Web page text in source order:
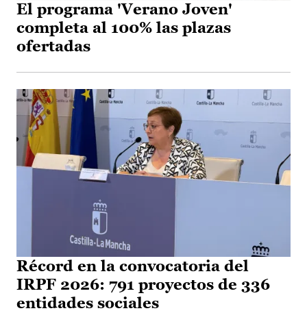
El programa 'Verano Joven'
completa al 100% las plazas
ofertadas
Récord en la convocatoria del
IRPF 2026: 791 proyectos de 336
entidades sociales